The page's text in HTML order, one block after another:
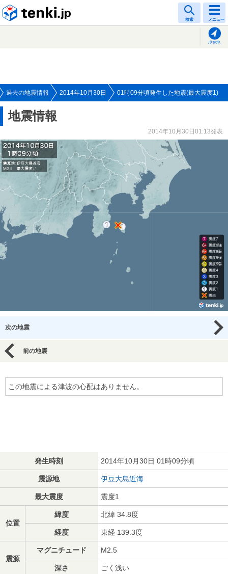
検索 メニュー
現在地
過去の地震情報 2014年10月30日 01時09分頃発生した地震(最大震度1)
地震情報
2014年10月30日01:13発表
次の地震
前の地震
この地震による津波の心配はありません。
発生時刻 2014年10月30日 01時09分頃
震源地 伊豆大島近海
最大震度 震度1
位置
緯度 北緯 34.8度
経度 東経 139.3度
震源
マグニチュード M2.5
深さ ごく浅い